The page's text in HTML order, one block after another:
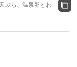
ぷら、温泉卵とわ